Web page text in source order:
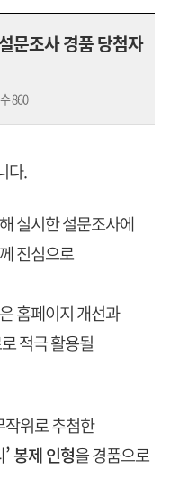
문조사 경품 당첨자
860
다.
실시한 설문조사에
진심으로
홈페이지 개선과
적극 활용될
작위로 추첨한
’ 봉제 인형을 경품으로